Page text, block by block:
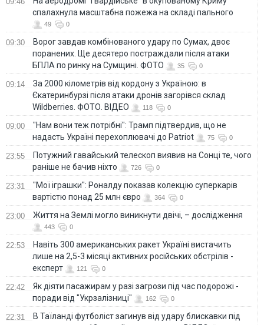
спалахнула масштабна пожежа на складі пального
49 0
09:30
Ворог завдав комбінованого удару по Сумах, двоє
поранених. Ще десятеро постраждали після атаки
БПЛА по ринку на Сумщині. ФОТО
35 0
09:14
За 2000 кілометрів від кордону з Україною: в
Єкатеринбурзі після атаки дронів загорівся склад
Wildberries. ФОТО. ВІДЕО
118 0
09:00
"Нам вони теж потрібні": Трамп підтвердив, що не
надасть Україні перехоплювачі до Patriot
75 0
23:55
Потужний гавайський телескоп виявив на Сонці те, чого
раніше не бачив ніхто
726 0
23:31
"Мої іграшки": Роналду показав колекцію суперкарів
вартістю понад 25 млн євро
364 0
23:00 Життя на Землі могло виникнути двічі, – дослідження
443 0
22:53
Навіть 300 американських ракет Україні вистачить
лише на 2,5-3 місяці активних російських обстрілів -
експерт
121 0
22:42
Як діяти пасажирам у разі загрози під час подорожі -
поради від "Укрзалізниці"
162 0
22:31
В Таїланді футболіст загинув від удару блискавки під